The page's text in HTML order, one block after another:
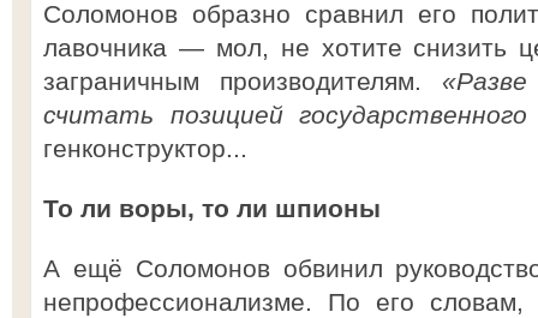
Соломонов образно сравнил его
лавочника — мол, не хотите снизить
заграничным производителям.
считать позицией государственного
генконструктор...
То ли воры, то ли шпионы
А ещё Соломонов обвинил
непрофессионализме. По его